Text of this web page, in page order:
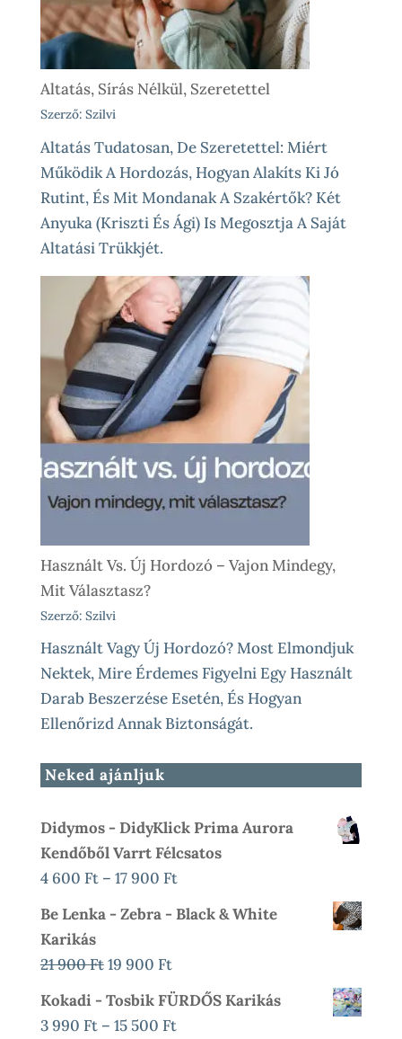
Altatás, Sírás Nélkül, Szeretettel
Szerző: Szilvi
Altatás Tudatosan, De Szeretettel: Miért
Működik A Hordozás, Hogyan Alakíts Ki Jó
Rutint, És Mit Mondanak A Szakértők? Két
Anyuka (Kriszti És Ági) Is Megosztja A Saját
Altatási Trükkjét.
Használt Vs. Új Hordozó – Vajon Mindegy,
Mit Választasz?
Szerző: Szilvi
Használt Vagy Új Hordozó? Most Elmondjuk
Nektek, Mire Érdemes Figyelni Egy Használt
Darab Beszerzése Esetén, És Hogyan
Ellenőrizd Annak Biztonságát.
Neked ajánljuk
Didymos - DidyKlick Prima Aurora
Kendőből Varrt Félcsatos
4 600 Ft – 17 900 FtÁrtartomány:
900 Ft
Be Lenka - Zebra - Black & White
Karikás
21 900FtOriginal
Price
Was:
19 900 FtCurrent
Price
Kokadi - Tosbik FÜRDŐS Karikás
3 990 Ft – 15 500 FtÁrtartomány: